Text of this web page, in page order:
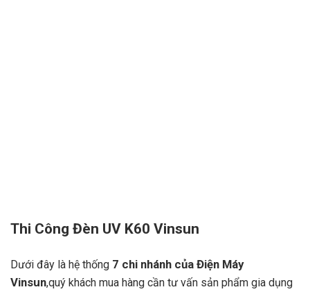
Thi Công Đèn UV K60 Vinsun
Dưới đây là hệ thống 7 chi nhánh của Điện Máy
Vinsun,quý khách mua hàng cần tư vấn sản phẩm gia dụng